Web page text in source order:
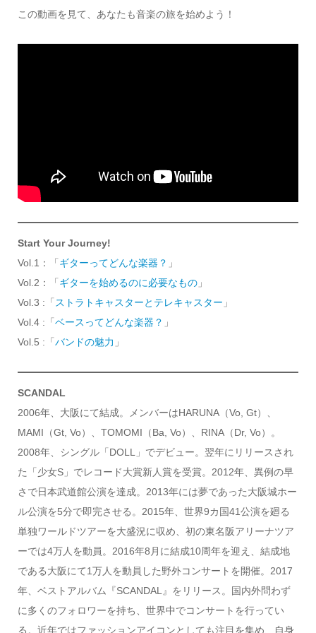
この動画を見て、あなたも音楽の旅を始めよう！
Start Your Journey!
Vol.1：「 ギターってどんな楽器？ 」
Vol.2：「 ギターを始めるのに必要なもの」
Vol.3 :「 ストラトキャスターとテレキャスター 」
Vol.4 :「 ベースってどんな楽器？ 」
Vol.5 :「 バンドの魅力 」
SCANDAL
2006年、大阪にて結成。メンバーはHARUNA（Vo, Gt）、
MAMI（Gt, Vo）、TOMOMI（Ba, Vo）、RINA（Dr, Vo）。
2008年、シングル「DOLL」でデビュー。翌年にリリースされ
た「少女S」でレコード大賞新人賞を受賞。2012年、異例の早
さで日本武道館公演を達成。2013年には夢であった大阪城ホー
ル公演を5分で即完させる。2015年、世界9カ国41公演を廻る
単独ワールドツアーを大盛況に収め、初の東名阪アリーナツア
ーでは4万人を動員。2016年8月に結成10周年を迎え、結成地
である大阪にて1万人を動員した野外コンサートを開催。2017
年、ベストアルバム『SCANDAL』をリリース。国内外問わず
に多くのフォロワーを持ち、世界中でコンサートを行ってい
る。近年ではファッションアイコンとしても注目を集め、自身